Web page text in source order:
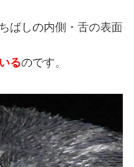
ばしの内側・舌の表面
るのです。